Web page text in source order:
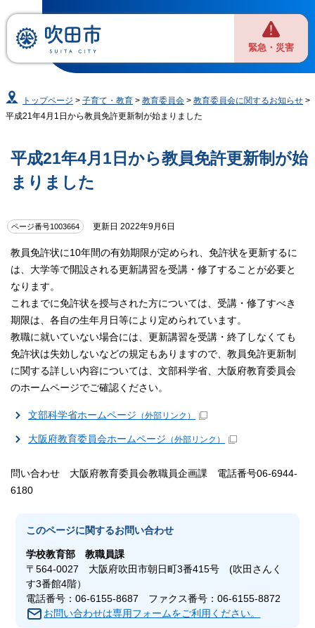
緊急・災害
トップページ >子育て・教育 >教育委員会 >教育委員会に関するお知らせ >
平成21年4月1日から教員免許更新制が始まりました
平成21年4月1日から教員免許更新制が始
まりました
ページ番号1003664 更新日 2022年9月6日
教員免許状に10年間の有効期限が定められ、免許状を更新するに
は、大学等で開設される更新講習を受講・修了することが必要と
なります。
これまでに免許状を授与された方については、受講・修了すべき
期限は、各自の生年月日等により定められています。
教職に就いていない場合には、更新講習を受講・終了しなくても
免許状は失効しないなどの規定もありますので、教員免許更新制
に関する詳しい内容については、文部科学省、大阪府教育委員会
のホームページでご確認ください。
文部科学省ホームページ （外部リンク）
大阪府教育委員会ホームページ （外部リンク）
問い合わせ 大阪府教育委員会教職員企画課 電話番号06-6944-
6180
このページに関するお問い合わせ
学校教育部教職員課
〒564-0027 大阪府吹田市朝日町3番415号 (吹田さんく
す3番館4階）
電話番号：06-6155-8687 ファクス番号：06-6155-8872
お問い合わせは専用フォームをご利用ください。